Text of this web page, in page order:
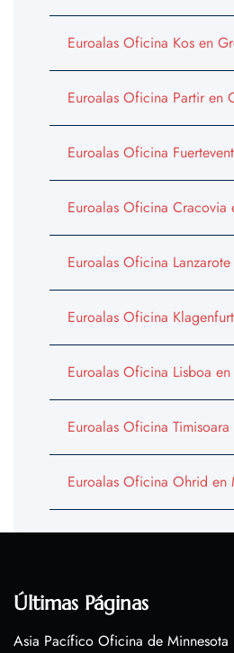
Euroalas Oficina Kos en
Euroalas Oficina Partir en
Euroalas Oficina
Euroalas Oficina Cracovia
Euroalas Oficina Lanzarote
Euroalas Oficina
Euroalas Oficina Lisboa
Euroalas Oficina Timisoara
Euroalas Oficina Ohrid en
Últimas Páginas
Asia Pacífico Oficina de Minnesota